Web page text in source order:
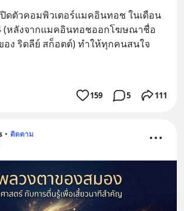
ปิดตัวคอมพิวเตอร์แมคอินทอช ในเดือน
(หลังจากแมคอินทอชออกโฆษณาชื่อ
อง ริดลีย์ สก็อตต์) ทำให้ทุกคนสนใจ
159 5 111
• ติดตาม